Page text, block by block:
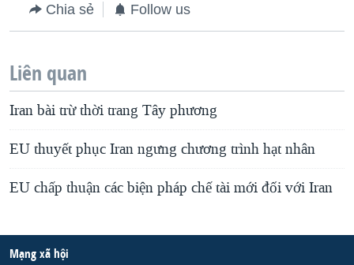
Chia sẻ Follow us
Liên quan
Iran bài trừ thời trang Tây phương
EU thuyết phục Iran ngưng chương trình hạt nhân
EU chấp thuận các biện pháp chế tài mới đối với Iran
Mạng xã hội